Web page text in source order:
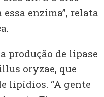
enzima”, relata
produção de lipase
oryzae, que
lipídios. “A gente